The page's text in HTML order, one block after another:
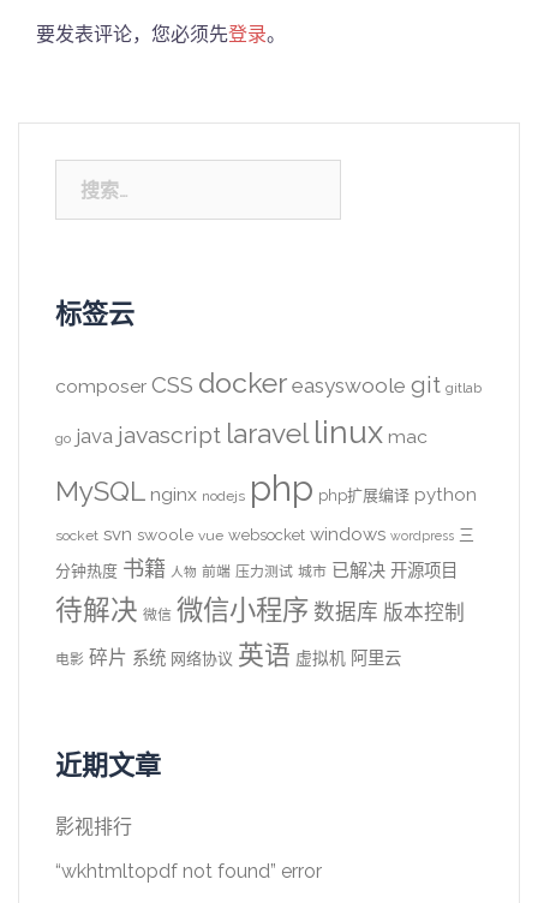
要发表评论，您必须先登录。
索：
标签云
composer CSS docker easyswoole git gitlab
go java javascript laravel linux mac
MySQL nginx nodejs php php扩展编译 python
socket svn swoole vue websocket windows wordpress 三
分钟热度 书籍 人物 前端 压力测试 城市 已解决 开源项目
待解决 微信 微信小程序 数据库 版本控制
电影 碎片 系统 网络协议 英语 虚拟机 阿里云
近期文章
影视排行
“wkhtmltopdf not found” error